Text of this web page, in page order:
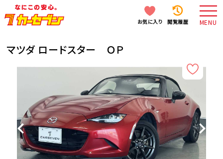
お気に入り 閲覧履歴 MENU
マツダ ロードスター ＯＰ